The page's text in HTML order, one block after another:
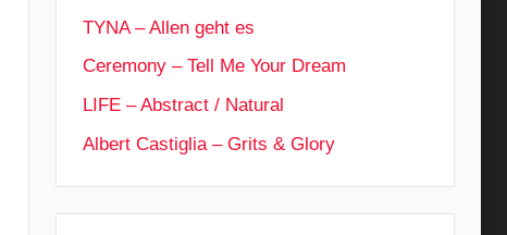
TYNA – Allen geht es
Ceremony – Tell Me Your Dream
LIFE – Abstract / Natural
Albert Castiglia – Grits & Glory